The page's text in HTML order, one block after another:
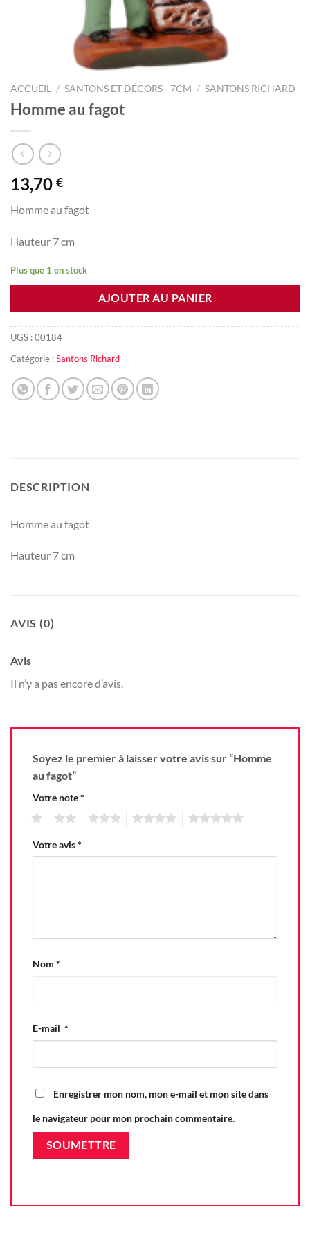
ACCUEIL / SANTONS ET DÉCORS - 7CM / SANTONS RICHARD
Homme au fagot
13,70 €
Homme au fagot
Hauteur 7 cm
Plus que 1 en stock
AJOUTER AU PANIER
UGS :00184
Catégorie :Santons Richard
DESCRIPTION
Homme au fagot
Hauteur 7 cm
AVIS (0)
Avis
Il n’y a pas encore d’avis.
Soyez le premier à laisser votre avis sur “Homme
au fagot”
Votre note*
Votre avis*
Nom *
E-mail *
Enregistrer mon nom, mon e-mail et mon site dans
le navigateur pour mon prochain commentaire.